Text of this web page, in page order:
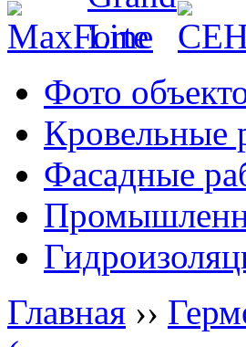
Фото
Кровельные
Фасадные
Главная ››